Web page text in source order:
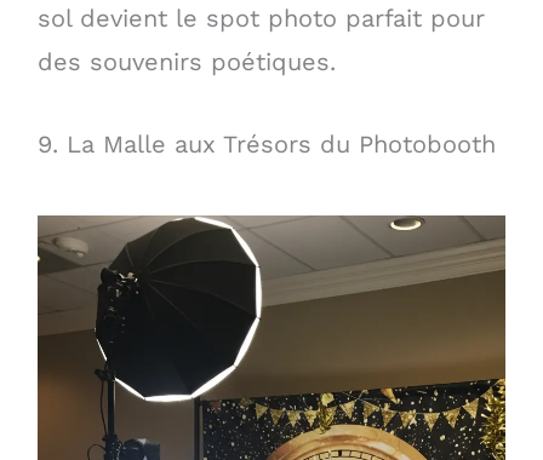
sol devient le spot photo parfait pour
des souvenirs poétiques.
9. La Malle aux Trésors du Photobooth